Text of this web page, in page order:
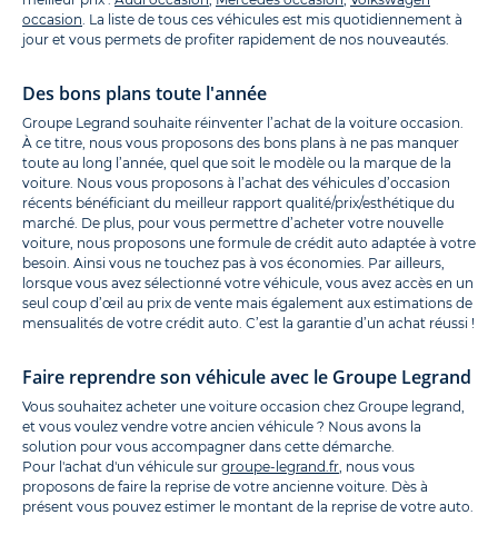
occasion . La liste de tous ces véhicules est mis quotidiennement à
jour et vous permets de profiter rapidement de nos nouveautés.
Des bons plans toute l'année
Groupe Legrand souhaite réinventer l’achat de la voiture occasion.
À ce titre, nous vous proposons des bons plans à ne pas manquer
toute au long l’année, quel que soit le modèle ou la marque de la
voiture. Nous vous proposons à l’achat des véhicules d’occasion
récents bénéficiant du meilleur rapport qualité/prix/esthétique du
marché. De plus, pour vous permettre d’acheter votre nouvelle
voiture, nous proposons une formule de crédit auto adaptée à votre
besoin. Ainsi vous ne touchez pas à vos économies. Par ailleurs,
lorsque vous avez sélectionné votre véhicule, vous avez accès en un
seul coup d’œil au prix de vente mais également aux estimations de
mensualités de votre crédit auto. C’est la garantie d’un achat réussi !
Faire reprendre son véhicule avec le Groupe Legrand
Vous souhaitez acheter une voiture occasion chez Groupe legrand,
et vous voulez vendre votre ancien véhicule ? Nous avons la
solution pour vous accompagner dans cette démarche.
Pour l'achat d'un véhicule sur groupe-legrand.fr , nous vous
proposons de faire la reprise de votre ancienne voiture. Dès à
présent vous pouvez estimer le montant de la reprise de votre auto.